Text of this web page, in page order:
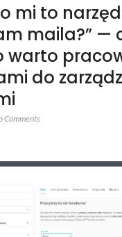
mi to
maila?” —
warto
do
Comments